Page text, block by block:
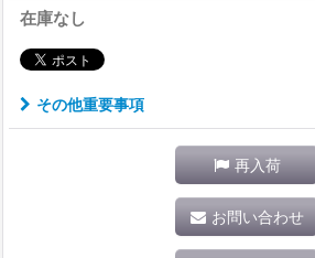
在庫なし
その他重要事項
再入荷
お問い合わせ